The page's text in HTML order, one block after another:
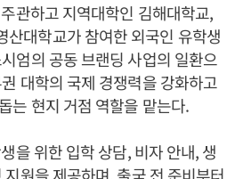
관하고 지역대학인 김해대학교,
산대학교가 참여한 외국인 유학생
엄의 공동 브랜딩 사업의 일환으
대학의 국제 경쟁력을 강화하고
는 현지 거점 역할을 맡는다.
을 위한 입학 상담, 비자 안내, 생